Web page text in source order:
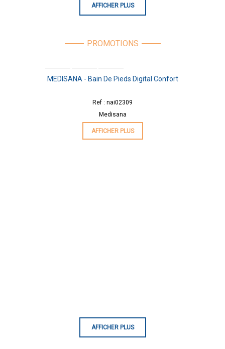
AFFICHER PLUS
PROMOTIONS
NOUVEAU
MEDISANA - Bain De Pieds Digital Confort
Ref : nai02309
Medisana
AFFICHER PLUS
AFFICHER PLUS